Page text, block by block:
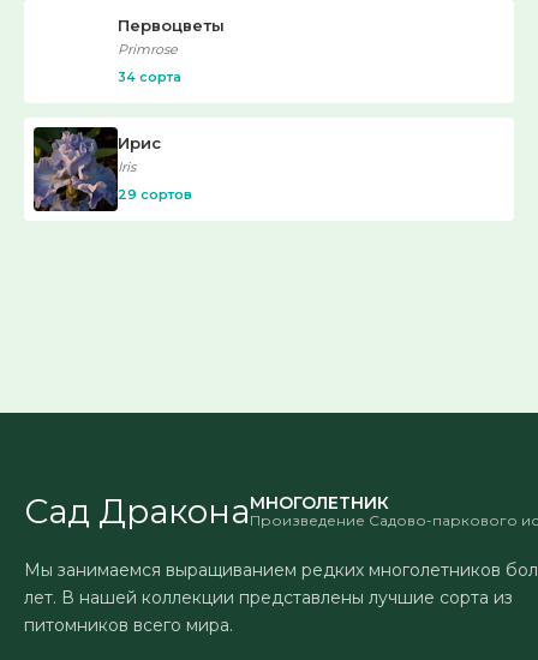
Первоцветы
Primrose
34 сорта
Ирис
Iris
29 сортов
Сад ДраконаМНОГОЛЕТНИК
Произведение Садово-паркового
Мы занимаемся выращиванием редких многолетников
лет. В нашей коллекции представлены лучшие сорта из
питомников всего мира.